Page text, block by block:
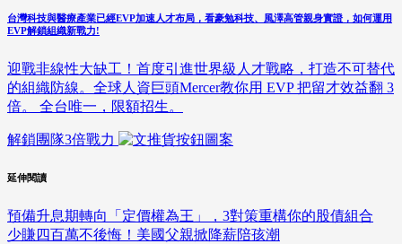
台灣科技與醫療產業已經EVP加速人才布局，看豪勉科技、風澤高管親身實證，如何運用
EVP解鎖組織新戰力!
迎戰非線性大缺工！首度引進世界級人才戰略，打造不可替代
的組織防線。全球人資巨頭Mercer教你用 EVP 把留才效益翻 3
倍。 全台唯一，限額招生。
解鎖團隊3倍戰力
延伸閱讀
預備升息期轉向「定價權為王」，3對策重構你的股債組合
少賺四百萬不後悔！美國父親掀降薪陪孩潮